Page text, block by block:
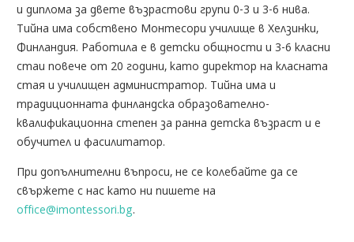
и диплома за двете възрастови групи 0-3 и 3-6 нива.
Тийна има собствено Монтесори училище в Хелзинки,
Финландия. Работила е в детски общности и 3-6 класни
стаи повече от 20 години, като директор на класната
стая и училищен администратор. Тийна има и
традиционната финландска образователно-
квалификационна степен за ранна детска възраст и е
обучител и фасилитатор.
При допълнителни въпроси, не се колебайте да се
свържете с нас като ни пишете на
office@imontessori.bg.